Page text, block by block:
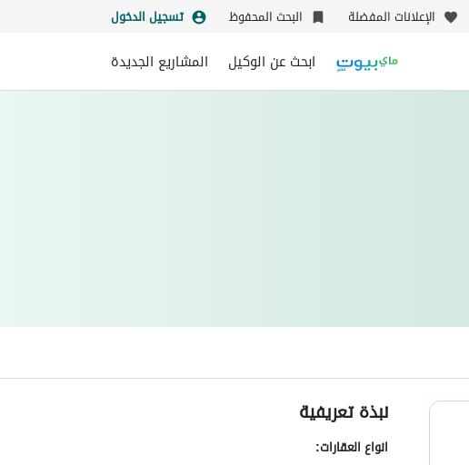
الإعلانات المفضلة البحث المحفوظ تسجيل الدخول
ابحث عن الوكيل المشاريع الجديدة
نبذة تعريفية
انواع العقارات: